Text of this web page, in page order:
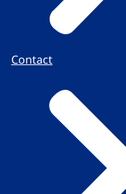
Contact